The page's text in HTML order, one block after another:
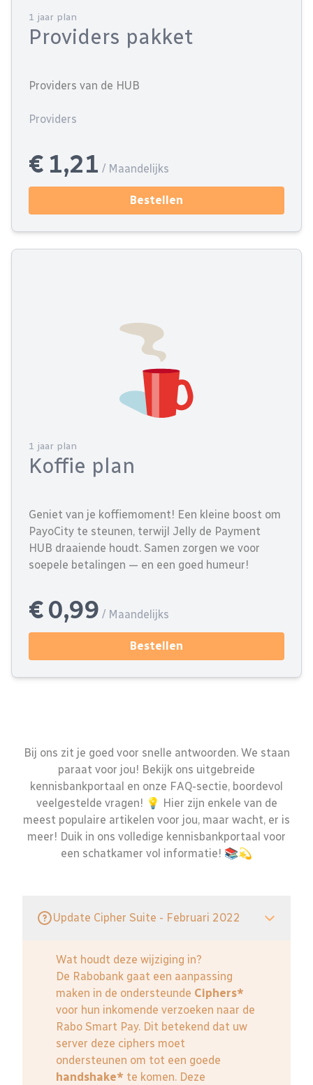
1 jaar plan
Providers pakket
Providers van de HUB
Providers
€ 1,21 / Maandelijks
Bestellen
1 jaar plan
Koffie plan
Geniet van je koffiemoment! Een kleine boost om
PayoCity te steunen, terwijl Jelly de Payment
HUB draaiende houdt. Samen zorgen we voor
soepele betalingen — en een goed humeur!
€ 0,99 / Maandelijks
Bestellen
Bij ons zit je goed voor snelle antwoorden. We staan
paraat voor jou! Bekijk ons uitgebreide
kennisbankportaal en onze FAQ-sectie, boordevol
veelgestelde vragen! 💡 Hier zijn enkele van de
meest populaire artikelen voor jou, maar wacht, er is
meer! Duik in ons volledige kennisbankportaal voor
een schatkamer vol informatie! 📚💫
Update Cipher Suite - Februari 2022
Wat houdt deze wijziging in?
De Rabobank gaat een aanpassing
maken in de ondersteunde Ciphers*
voor hun inkomende verzoeken naar de
Rabo Smart Pay. Dit betekend dat uw
server deze ciphers moet
ondersteunen om tot een goede
handshake* te komen. Deze